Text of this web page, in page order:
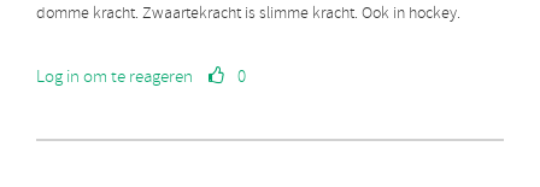
domme kracht. Zwaartekracht is slimme kracht. Ook in hockey.
Log in om te reageren 0